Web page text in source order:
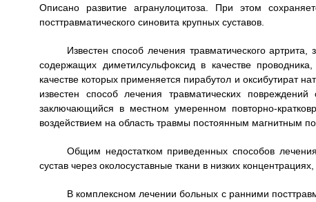
Описано развитие агранулоцитоза. При этом
посттравматического синовита крупных суставов.
Известен способ лечения травматического
содержащих диметилсульфоксид в качестве
качестве которых применяется пирабутол и оксибутират
известен способ лечения травматических
заключающийся в местном умеренном повторно-
воздействием на область травмы постоянным магнитным
Общим недостатком приведенных способов
сустав через околосуставные ткани в низких
В комплексном лечении больных с ранними